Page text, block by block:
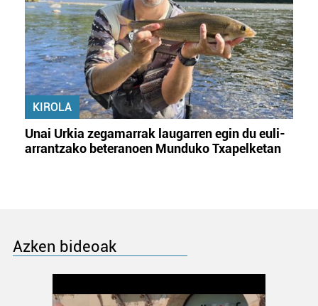
KIROLA
Unai Urkia zegamarrak laugarren egin du euli-
arrantzako beteranoen Munduko Txapelketan
Azken bideoak